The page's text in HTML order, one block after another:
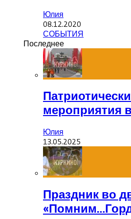
Юлия
08.12.2020
СОБЫТИЯ
Последнее
мероприятия
Юлия
13.05.2025
Праздник во